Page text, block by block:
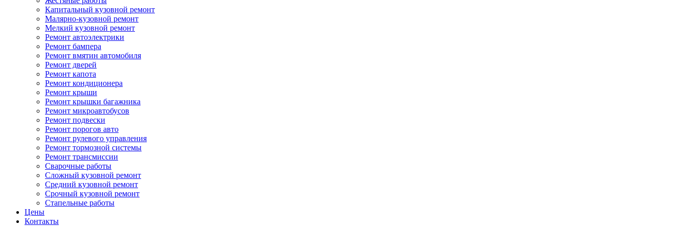
Капитальный кузовной ремонт
Малярно-кузовной ремонт
Мелкий кузовной ремонт
Ремонт автоэлектрики
Ремонт бампера
Ремонт вмятин автомобиля
Ремонт дверей
Ремонт капота
Ремонт кондиционера
Ремонт крыши
Ремонт крышки багажника
Ремонт микроавтобусов
Ремонт подвески
Ремонт порогов авто
Ремонт рулевого управления
Ремонт тормозной системы
Ремонт трансмиссии
Сварочные работы
Сложный кузовной ремонт
Средний кузовной ремонт
Срочный кузовной ремонт
Стапельные работы
Цены
Контакты